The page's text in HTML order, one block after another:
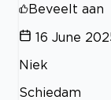
Beveelt aan
16 June
Niek
Schiedam